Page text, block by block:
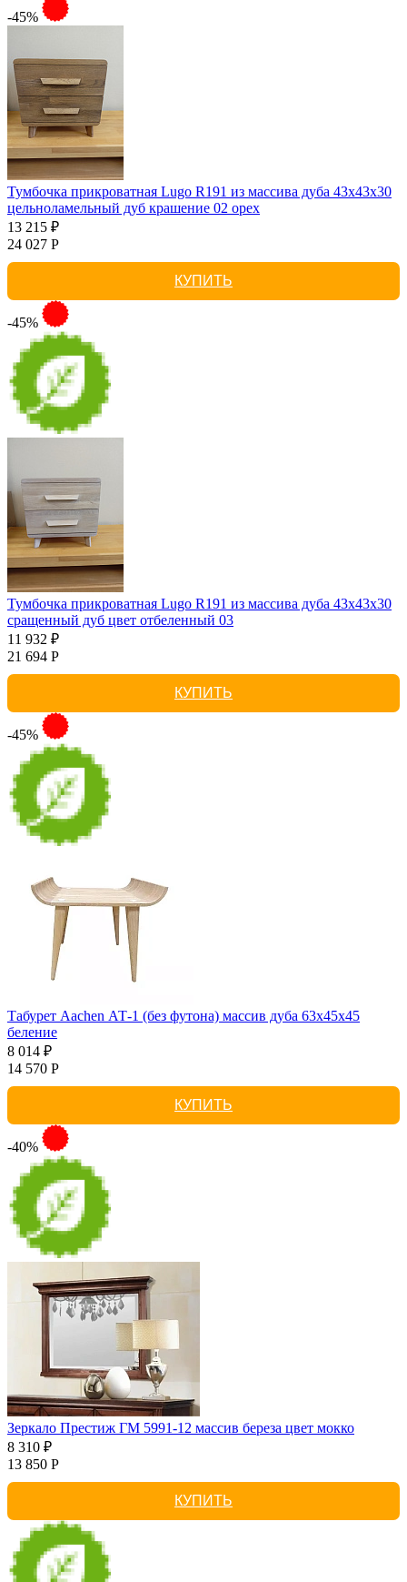
-45%
Тумбочка прикроватная Lugo R191 из массива дуба 43х43х30
цельноламельный дуб крашение 02 орех
13 215 ₽
24 027 Р
КУПИТЬ
-45%
Тумбочка прикроватная Lugo R191 из массива дуба 43х43х30
сращенный дуб цвет отбеленный 03
11 932 ₽
21 694 Р
КУПИТЬ
-45%
Табурет Aachen АТ-1 (без футона) массив дуба 63х45х45
беление
8 014 ₽
14 570 Р
КУПИТЬ
-40%
Зеркало Престиж ГМ 5991-12 массив береза цвет мокко
8 310 ₽
13 850 Р
КУПИТЬ